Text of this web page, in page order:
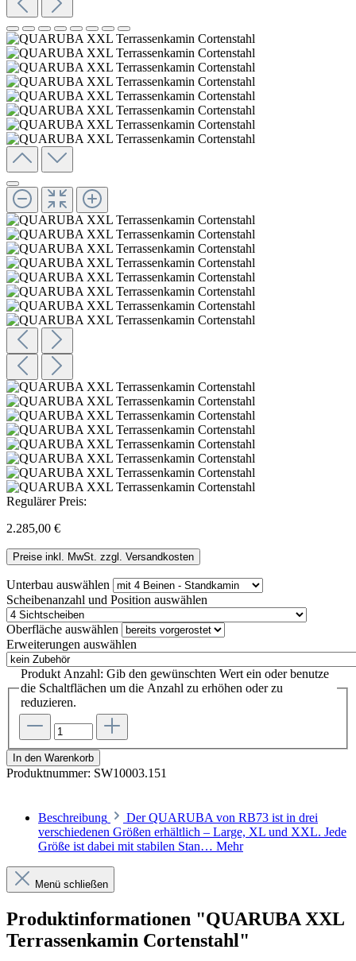
Regulärer Preis:
2.285,00 €
Preise inkl. MwSt. zzgl. Versandkosten
Unterbau auswählen
Scheibenanzahl und Position auswählen
Oberfläche auswählen
Erweiterungen auswählen
Produkt Anzahl: Gib den gewünschten Wert ein oder benutze
die Schaltflächen um die Anzahl zu erhöhen oder zu
reduzieren.
In den Warenkorb
Produktnummer: SW10003.151
Beschreibung
Der QUARUBA von RB73 ist in drei
verschiedenen Größen erhältlich – Large, XL und XXL. Jede
Größe ist dabei mit stabilen Stan… Mehr
Menü schließen
Produktinformationen "QUARUBA XXL
Terrassenkamin Cortenstahl"